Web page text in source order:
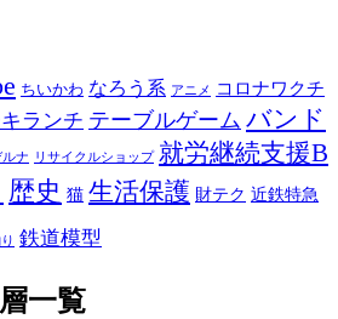
ちいかわ なろう系 アニメ
コロナワクチ
ランチ テーブルゲーム バンド
ナ リサイクルショップ 就労継続支援B
歴史 猫 生活保護 財テク 近鉄特急
鉄道模型
一覧